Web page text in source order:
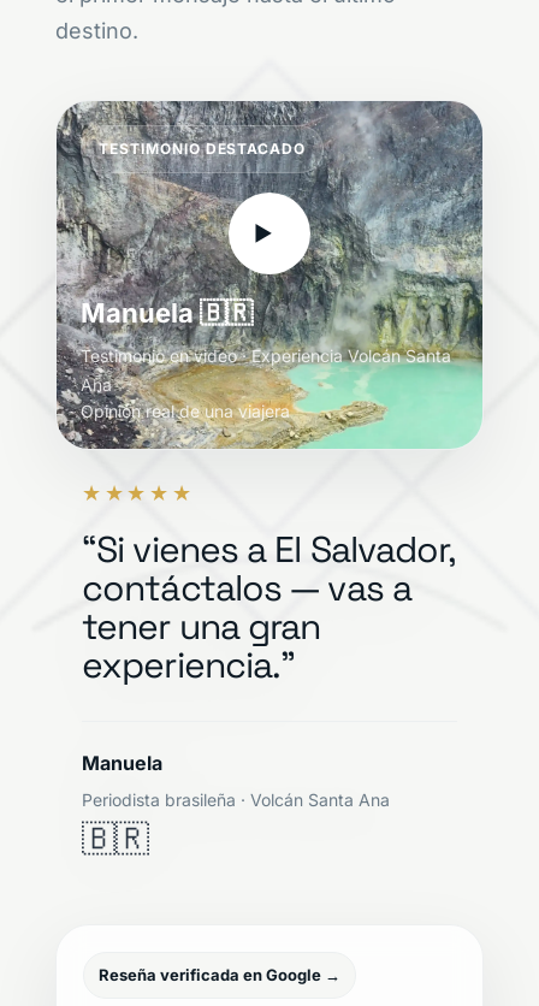
destino.
TESTIMONIO DESTACADO
▶
Manuela 🇧🇷
Testimonio en video · Experiencia Volcán Santa
Ana
Opinión real de una viajera
★★★★★
“Si vienes a El Salvador,
contáctalos — vas a
tener una gran
experiencia.”
Manuela
Periodista brasileña · Volcán Santa Ana
🇧🇷
Reseña verificada en Google →